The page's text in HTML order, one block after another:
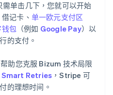
需单击几下，您就可以开始
记卡、 单一欧元支付区
包 （例如 Google Pay）以
的支付。
助您克服 Bizum 技术局限
Smart Retries ，Stripe 可
的理想时间。